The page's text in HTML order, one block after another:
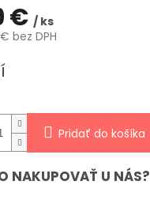
€ / ks
bez DPH
Pridať do košíka
NAKUPOVAŤ U NÁS?